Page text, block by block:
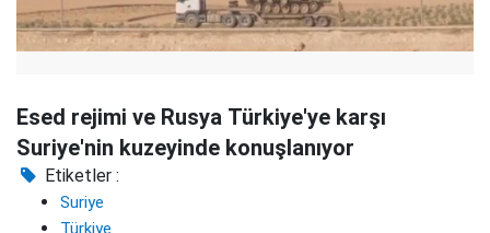
Esed rejimi ve Rusya Türkiye'ye karşı
Suriye'nin kuzeyinde konuşlanıyor
Etiketler :
Suriye
Türkiye